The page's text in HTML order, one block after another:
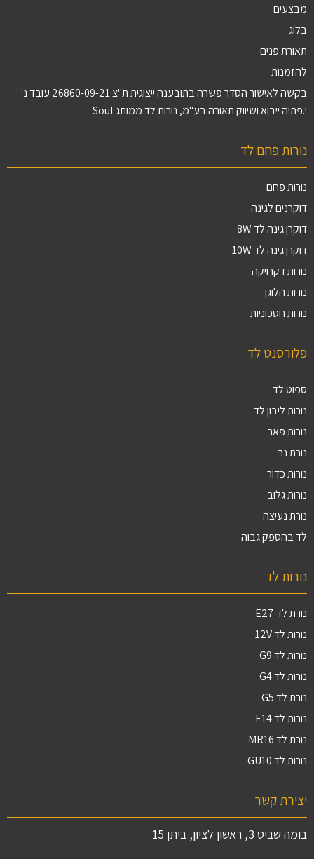
מבצעים
בלוג
תאורת פנים
להזמנות
בקשה לאישור הסדר פשרה בתובענה ייצוגית ת"צ 26860-09-21 עובד נ'
י.פתיה ייבוא ושיווק תאורה בע"מ, נורות לד ממותג Soul
נורות פחם לד
נורות פחם
דוקרנים לגינה
דוקרן גינה לד 8W
דוקרן גינה לד 10W
נורות דקרויקה
נורות הלוגן
נורות חסכוניות
פלורסנט לד
ספוט לד
נורות ליבון לד
נורות פאר
נורת נר
נורות כדור
נורות גלוב
נורת נעיצה
לד בהספק גבוה
נורות לד
נורת לד E27
נורות לד 12V
נורות לד G9
נורות לד G4
נורת לד G5
נורות לד E14
נורת לד MR16
נורות לד GU10
יצירת קשר
בומה שביט 3, ראשון לציון, ביתן 15